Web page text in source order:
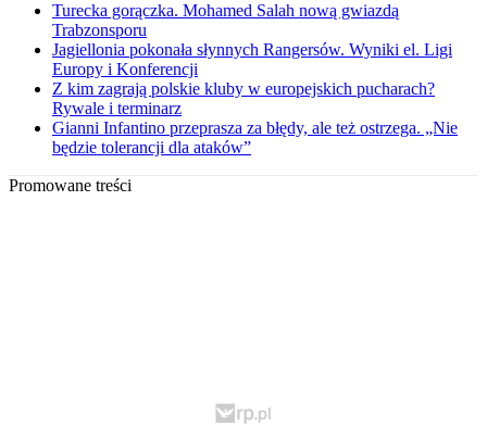
Turecka gorączka. Mohamed Salah nową gwiazdą
Trabzonsporu
Jagiellonia pokonała słynnych Rangersów. Wyniki el. Ligi
Europy i Konferencji
Z kim zagrają polskie kluby w europejskich pucharach?
Rywale i terminarz
Gianni Infantino przeprasza za błędy, ale też ostrzega. „Nie
będzie tolerancji dla ataków”
Promowane treści